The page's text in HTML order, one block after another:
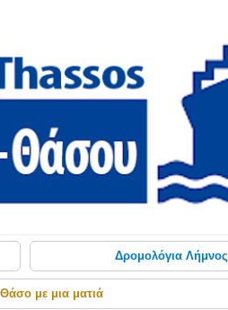
Δρομολόγια Λήμνος
με μια ματιά